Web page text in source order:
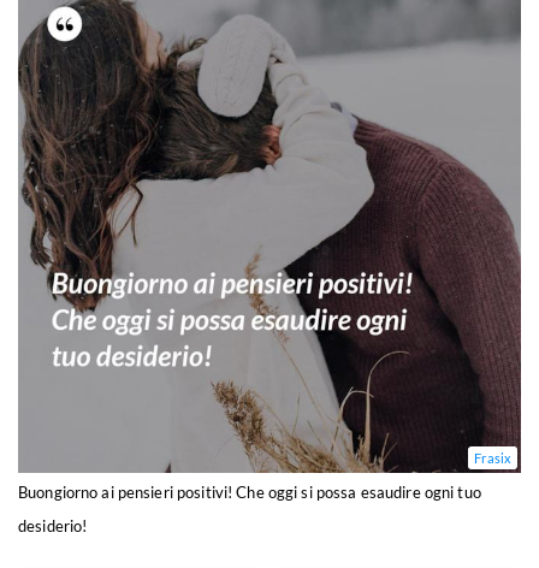
Frasix
Buongiorno ai pensieri positivi! Che oggi si possa esaudire ogni tuo
desiderio!